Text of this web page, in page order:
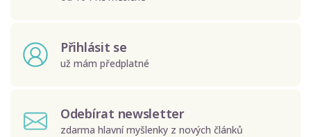
Přihlásit se
už mám předplatné
Odebírat newsletter
zdarma hlavní myšlenky z nových článků